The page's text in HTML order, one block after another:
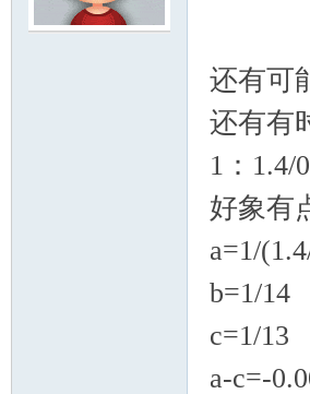
还有可
还有有
1：1.4/
好象有
a=1/
b=1/
c=1/
a-c=-